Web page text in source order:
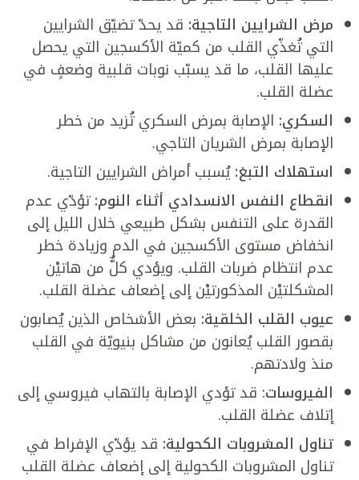
مرض الشرايين التاجية: قد يحدّ تضيّق الشرايين
التي تُغذّي القلب من كميّة الأكسجين التي يحصل
عليها القلب، ما قد يسبّب نوبات قلبية وضعفٍ في
عضلة القلب.
السكري: الإصابة بمرض السكري تُزيد من خطر
الإصابة بمرض الشريان التاجي.
استهلاك التبغ:يُسبب أمراض الشرايين التاجية.
انقطاع النفس الانسدادي أثناء النوم:تؤدّي عدم
القدرة على التنفس بشكل طبيعي خلال الليل إلى
انخفاض مستوى الأكسجين في الدم وزيادة خطر
عدم انتظام ضربات القلب. ويؤدي كلٌّ من هاتيْن
المشكلتيْن المذكورتيْن إلى إضعاف عضلة القلب.
عيوب القلب الخلقية: بعض الأشخاص الذين يُصابون
بقصور القلب يُعانون من مشاكل بنيويّة في القلب
منذ ولادتهم.
الفيروسات: قد تؤدي الإصابة بالتهاب فيروسي إلى
إتلاف عضلة القلب.
تناول المشروبات الكحولية: قد يؤدّي الإفراط في
تناول المشروبات الكحولية إلى إضعاف عضلة القلب